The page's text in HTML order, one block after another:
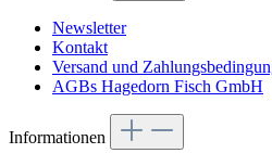
Newsletter
Kontakt
Versand und
AGBs Hagedorn Fisch GmbH
Informationen